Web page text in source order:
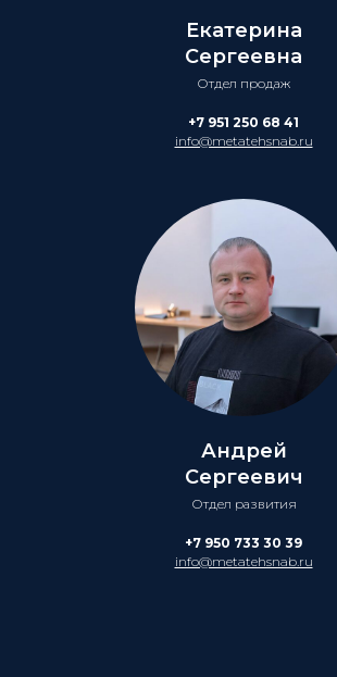
Екатерина
Сергеевна
Отдел продаж
+7 951 250 68 41
info@metatehsnab.ru
Андрей
Сергеевич
Отдел развития
+7 950 733 30 39
info@metatehsnab.ru